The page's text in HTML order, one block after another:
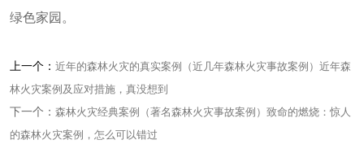
绿色家园。
上一个： 近年的森林火灾的真实案例（近几年森林火灾事故案例）近年森
林火灾案例及应对措施，真没想到
下一个： 森林火灾经典案例（著名森林火灾事故案例）致命的燃烧：惊人
的森林火灾案例，怎么可以错过